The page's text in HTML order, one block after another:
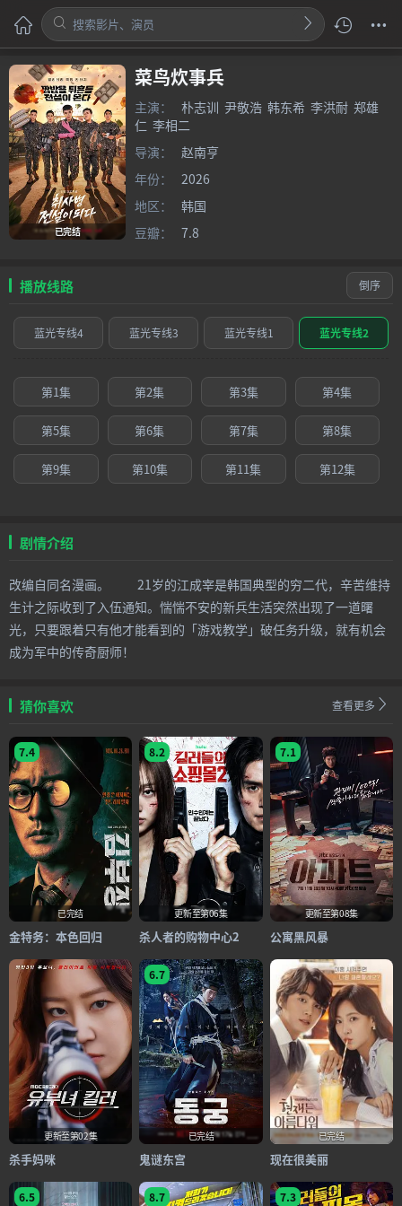
已完结
菜鸟炊事兵
主演： 朴志训 尹敬浩 韩东希 李洪耐 郑雄
仁 李相二
导演：
赵南亨
年份：
2026
地区：
韩国
豆瓣：
7.8
播放线路 倒序
蓝光专线4 蓝光专线3 蓝光专线1 蓝光专线2
第1集 第2集 第3集 第4集
第5集 第6集 第7集 第8集
第9集 第10集 第11集 第12集
剧情介绍
改编自同名漫画。 21岁的江成宰是韩国典型的穷二代，辛苦维持
生计之际收到了入伍通知。惴惴不安的新兵生活突然出现了一道曙
光，只要跟着只有他才能看到的「游戏教学」破任务升级，就有机会
成为军中的传奇厨师！
猜你喜欢 查看更多
7.4
已完结
金特务：本色回归
8.2
更新至第06集
杀人者的购物中心2
7.1
更新至第08集
公寓黑风暴
更新至第02集
杀手妈咪
6.7
已完结
鬼谜东宫
已完结
现在很美丽
6.5 8.7 7.3